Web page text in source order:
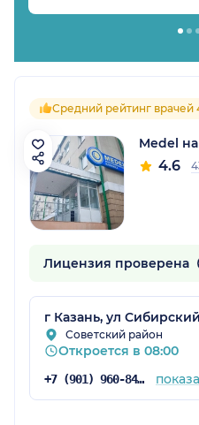
Средний рейтинг врачей
Medel
4.6
Лицензия проверена
г Казань, ул
Советский район
Откроется в 08:00
+7 (901) 960-84-71